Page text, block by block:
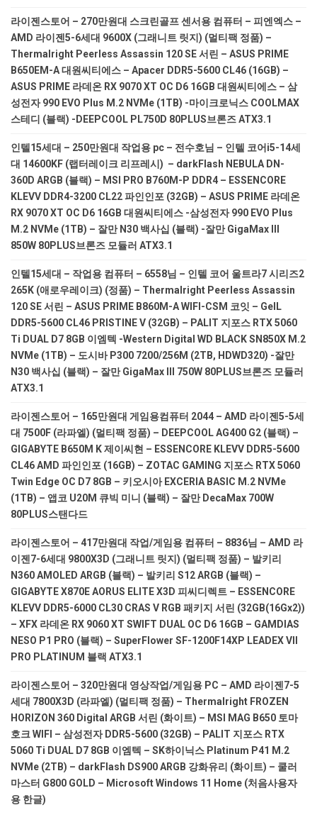
라이젠스토어 – 270만원대 스크린골프 센서용 컴퓨터 – 피엔엑스 –
AMD 라이젠5-6세대 9600X (그래니트 릿지) (멀티팩 정품) –
Thermalright Peerless Assassin 120 SE 서린 – ASUS PRIME
B650EM-A 대원씨티에스 – Apacer DDR5-5600 CL46 (16GB) –
ASUS PRIME 라데온 RX 9070 XT OC D6 16GB 대원씨티에스 – 삼
성전자 990 EVO Plus M.2 NVMe (1TB) -마이크로닉스 COOLMAX
스테디 (블랙) -DEEPCOOL PL750D 80PLUS브론즈 ATX3.1
인텔15세대 – 250만원대 작업용 pc – 전수호님 – 인텔 코어i5-14세
대 14600KF (랩터레이크 리프레시) – darkFlash NEBULA DN-
360D ARGB (블랙) – MSI PRO B760M-P DDR4 – ESSENCORE
KLEVV DDR4-3200 CL22 파인인포 (32GB) – ASUS PRIME 라데온
RX 9070 XT OC D6 16GB 대원씨티에스 -삼성전자 990 EVO Plus
M.2 NVMe (1TB) – 잘만 N30 백사십 (블랙) -잘만 GigaMax III
850W 80PLUS브론즈 모듈러 ATX3.1
인텔15세대 – 작업용 컴퓨터 – 6558님 – 인텔 코어 울트라7 시리즈2
265K (애로우레이크) (정품) – Thermalright Peerless Assassin
120 SE 서린 – ASUS PRIME B860M-A WIFI-CSM 코잇 – GeIL
DDR5-5600 CL46 PRISTINE V (32GB) – PALIT 지포스 RTX 5060
Ti DUAL D7 8GB 이엠텍 -Western Digital WD BLACK SN850X M.2
NVMe (1TB) – 도시바 P300 7200/256M (2TB, HDWD320) -잘만
N30 백사십 (블랙) – 잘만 GigaMax III 750W 80PLUS브론즈 모듈러
ATX3.1
라이젠스토어 – 165만원대 게임용컴퓨터 2044 – AMD 라이젠5-5세
대 7500F (라파엘) (멀티팩 정품) – DEEPCOOL AG400 G2 (블랙) –
GIGABYTE B650M K 제이씨현 – ESSENCORE KLEVV DDR5-5600
CL46 AMD 파인인포 (16GB) – ZOTAC GAMING 지포스 RTX 5060
Twin Edge OC D7 8GB – 키오시아 EXCERIA BASIC M.2 NVMe
(1TB) – 앱코 U20M 큐빅 미니 (블랙) – 잘만 DecaMax 700W
80PLUS스탠다드
라이젠스토어 – 417만원대 작업/게임용 컴퓨터 – 8836님 – AMD 라
이젠7-6세대 9800X3D (그래니트 릿지) (멀티팩 정품) – 발키리
N360 AMOLED ARGB (블랙) – 발키리 S12 ARGB (블랙) –
GIGABYTE X870E AORUS ELITE X3D 피씨디렉트 – ESSENCORE
KLEVV DDR5-6000 CL30 CRAS V RGB 패키지 서린 (32GB(16Gx2))
– XFX 라데온 RX 9060 XT SWIFT DUAL OC D6 16GB – GAMDIAS
NESO P1 PRO (블랙) – SuperFlower SF-1200F14XP LEADEX VII
PRO PLATINUM 블랙 ATX3.1
라이젠스토어 – 320만원대 영상작업/게임용 PC – AMD 라이젠7-5
세대 7800X3D (라파엘) (멀티팩 정품) – Thermalright FROZEN
HORIZON 360 Digital ARGB 서린 (화이트) – MSI MAG B650 토마
호크 WIFI – 삼성전자 DDR5-5600 (32GB) – PALIT 지포스 RTX
5060 Ti DUAL D7 8GB 이엠텍 – SK하이닉스 Platinum P41 M.2
NVMe (2TB) – darkFlash DS900 ARGB 강화유리 (화이트) – 쿨러
마스터 G800 GOLD – Microsoft Windows 11 Home (처음사용자
용 한글)